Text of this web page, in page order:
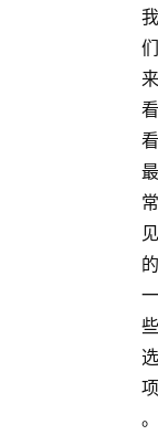
我
们
来
看
看
最
常
见
的
一
些
选
项
。